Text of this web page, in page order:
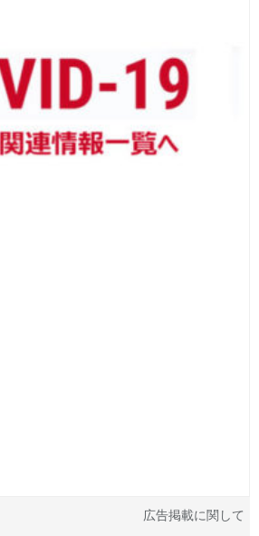
広告掲載に関して